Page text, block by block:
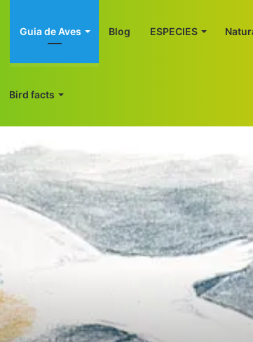
Guia de Aves Blog ESPECIES
Bird facts